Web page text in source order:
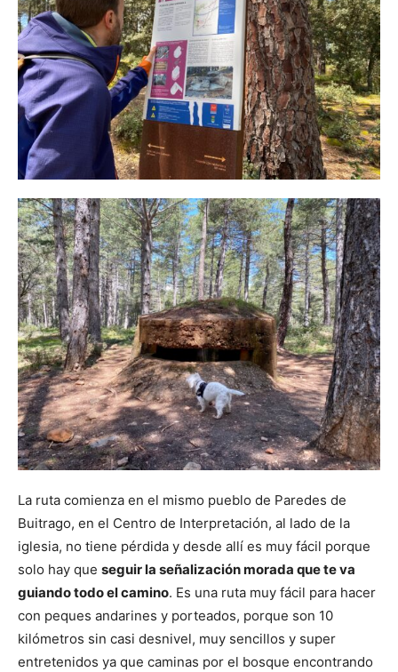
La ruta comienza en el mismo pueblo de Paredes de
Buitrago, en el Centro de Interpretación, al lado de la
iglesia, no tiene pérdida y desde allí es muy fácil porque
solo hay que seguir la señalización morada que te va
guiando todo el camino. Es una ruta muy fácil para hacer
con peques andarines y porteados, porque son 10
kilómetros sin casi desnivel, muy sencillos y super
entretenidos ya que caminas por el bosque encontrando